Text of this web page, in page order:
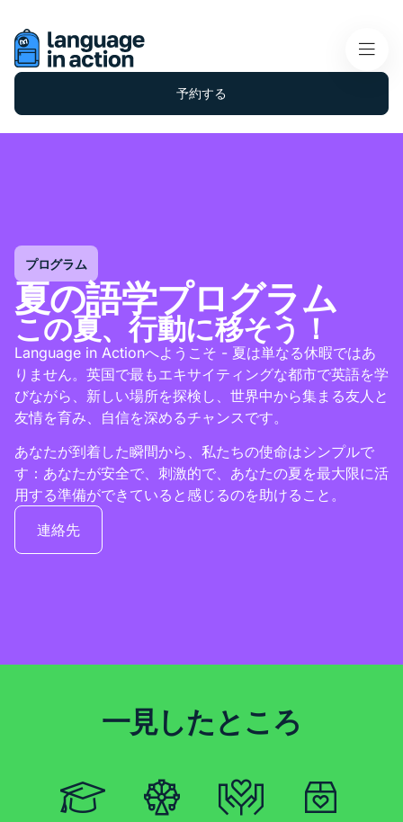
予約する
プログラム
夏の語学プログラム
この夏、行動に移そう！
Language in Actionへようこそ - 夏は単なる休暇ではあ
りません。英国で最もエキサイティングな都市で英語を学
びながら、新しい場所を探検し、世界中から集まる友人と
友情を育み、自信を深めるチャンスです。
あなたが到着した瞬間から、私たちの使命はシンプルで
す：あなたが安全で、刺激的で、あなたの夏を最大限に活
用する準備ができていると感じるのを助けること。
連絡先
一見したところ